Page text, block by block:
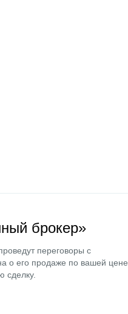
брокер»
переговоры с
о его продаже по вашей цене
сделку.